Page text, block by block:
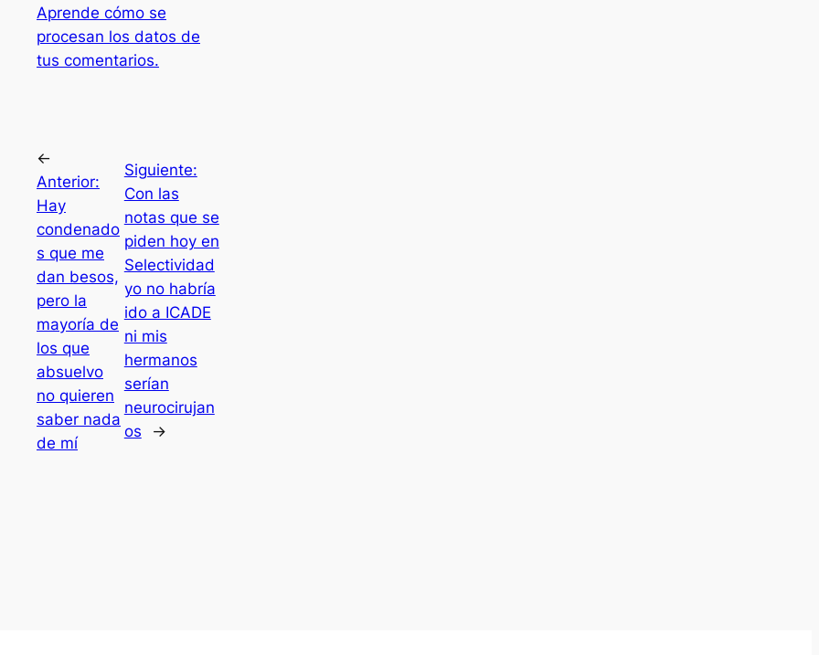
Aprende cómo se
procesan los datos de
tus comentarios.
←
Anterior:
Hay
condenado
s que me
dan besos,
pero la
mayoría de
los que
absuelvo
no quieren
saber nada
de mí
Siguiente:
Con las
notas que se
piden hoy en
Selectividad
yo no habría
ido a ICADE
ni mis
hermanos
serían
neurocirujan
os
→